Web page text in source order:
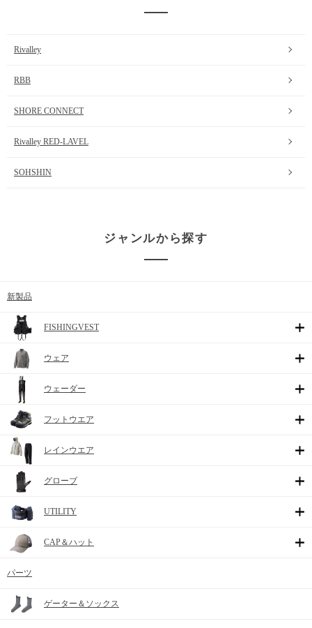
Rivalley
RBB
SHORE CONNECT
Rivalley RED-LAVEL
SOHSHIN
ジャンルから探す
新製品
FISHINGVEST
ウェア
ウェーダー
フットウエア
レインウエア
グローブ
UTILITY
CAP＆ハット
パーツ
ゲーター＆ソックス